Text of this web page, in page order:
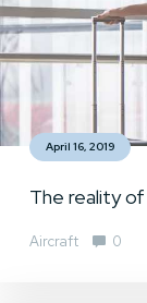
April 16, 2019
The reality
Aircraft 0